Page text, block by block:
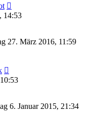
14:53
27. März 2016, 11:59
6. Januar 2015, 21:34